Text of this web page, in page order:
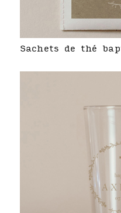
Sachets de thé